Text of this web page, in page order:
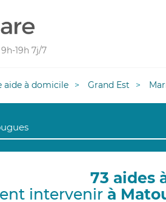
19h 7j/7
aide à domicile Grand Est
73 aides
intervenir à